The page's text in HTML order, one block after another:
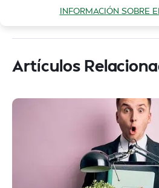
INFORMACIÓN SOBRE
Artículos